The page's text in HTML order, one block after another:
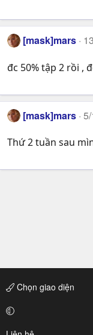
[mask]mars
đc 50% tập 2 rồi ,
[mask]mars
Thứ 2 tuần sau
Chọn giao diện